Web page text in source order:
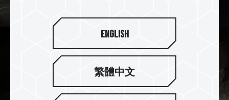
English
繁體中文